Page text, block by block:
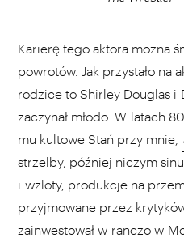
Karierę tego aktora można
powrotów. Jak przystało na
rodzice to Shirley Douglas i
zaczynał młodo. W latach
mu kultowe Stań przy mnie,
strzelby, później niczym
i wzloty, produkcje na
przyjmowane przez
zainwestował w ranczo w